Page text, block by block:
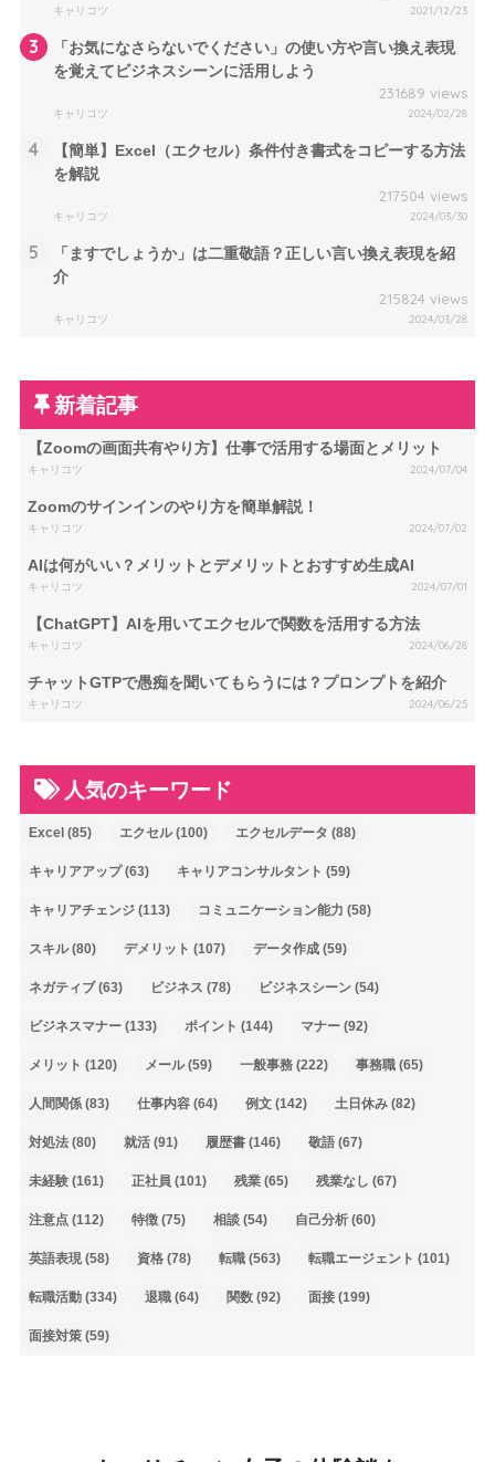
キャリコツ 2021/12/23
3
「お気になさらないでください」の使い方や言い換え表現
を覚えてビジネスシーンに活用しよう
231689 views
キャリコツ 2024/02/28
4
【簡単】Excel（エクセル）条件付き書式をコピーする方法
を解説
217504 views
キャリコツ 2024/03/30
5
「ますでしょうか」は二重敬語？正しい言い換え表現を紹
介
215824 views
キャリコツ 2024/03/28
新着記事
【Zoomの画面共有やり方】仕事で活用する場面とメリット
キャリコツ 2024/07/04
Zoomのサインインのやり方を簡単解説！
キャリコツ 2024/07/02
AIは何がいい？メリットとデメリットとおすすめ生成AI
キャリコツ 2024/07/01
【ChatGPT】AIを用いてエクセルで関数を活用する方法
キャリコツ 2024/06/28
チャットGTPで愚痴を聞いてもらうには？プロンプトを紹介
キャリコツ 2024/06/25
人気のキーワード
Excel (85) エクセル(100) エクセルデータ (88)
キャリアアップ(63) キャリアコンサルタント (59)
キャリアチェンジ(113) コミュニケーション能力 (58)
スキル(80) デメリット (107) データ作成(59)
ネガティブ(63) ビジネス (78) ビジネスシーン(54)
ビジネスマナー(133) ポイント (144) マナー(92)
メリット (120) メール(59) 一般事務(222) 事務職(65)
人間関係(83) 仕事内容(64) 例文(142) 土日休み(82)
対処法(80) 就活(91) 履歴書(146) 敬語(67)
未経験(161) 正社員 (101) 残業(65) 残業なし (67)
注意点(112) 特徴(75) 相談(54) 自己分析(60)
英語表現(58) 資格(78) 転職(563) 転職エージェント (101)
転職活動(334) 退職(64) 関数(92) 面接(199)
面接対策(59)